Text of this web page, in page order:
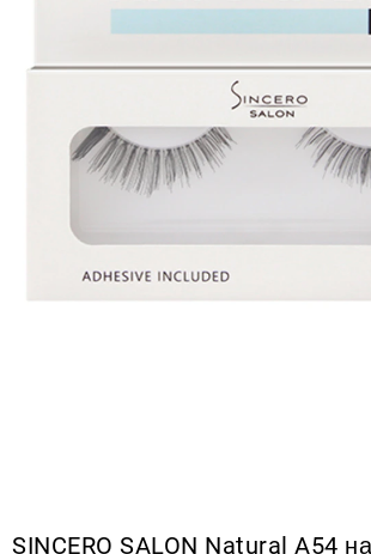
SINCERO SALON Natural A54